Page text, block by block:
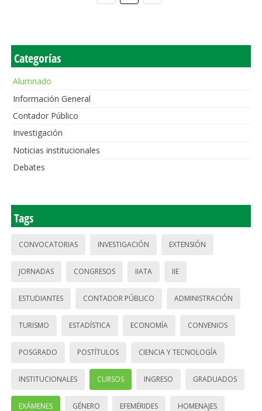
Categorías
Alumnado
Información General
Contador Público
Investigación
Noticias institucionales
Debates
Tags
CONVOCATORIAS INVESTIGACIÓN EXTENSIÓN
JORNADAS CONGRESOS IIATA IIE
ESTUDIANTES CONTADOR PÚBLICO ADMINISTRACIÓN
TURISMO ESTADÍSTICA ECONOMÍA CONVENIOS
POSGRADO POSTÍTULOS CIENCIA Y TECNOLOGÍA
INSTITUCIONALES CURSOS INGRESO GRADUADOS
EXÁMENES GÉNERO EFEMÉRIDES HOMENAJES